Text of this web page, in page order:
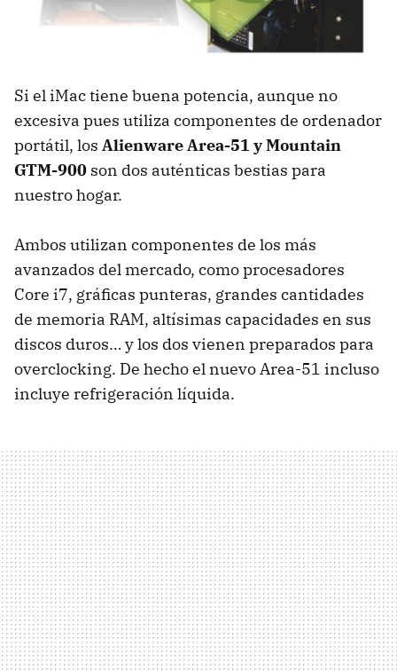
Si el iMac tiene buena potencia, aunque no
excesiva pues utiliza componentes de ordenador
portátil, los Alienware Area-51 y Mountain
GTM-900 son dos auténticas bestias para
nuestro hogar.
Ambos utilizan componentes de los más
avanzados del mercado, como procesadores
Core i7, gráficas punteras, grandes cantidades
de memoria RAM, altísimas capacidades en sus
discos duros… y los dos vienen preparados para
overclocking. De hecho el nuevo Area-51 incluso
incluye refrigeración líquida.